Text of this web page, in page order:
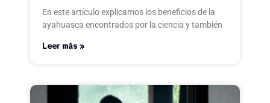
En este artículo explicamos los beneficios de la
ayahuasca encontrados por la ciencia y también
Leer más »